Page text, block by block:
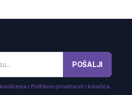
POŠALJI
i Politikom privatnosti i kolačića.